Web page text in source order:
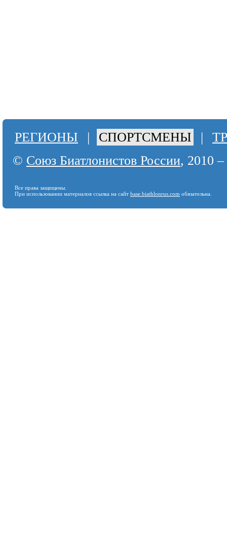
РЕГИОНЫ | СПОРТСМЕНЫ |
© Союз Биатлонистов России, 2010
Все права защищены.
При использовании материалов ссылка на сайт base.biathlonrus.com обязательна.